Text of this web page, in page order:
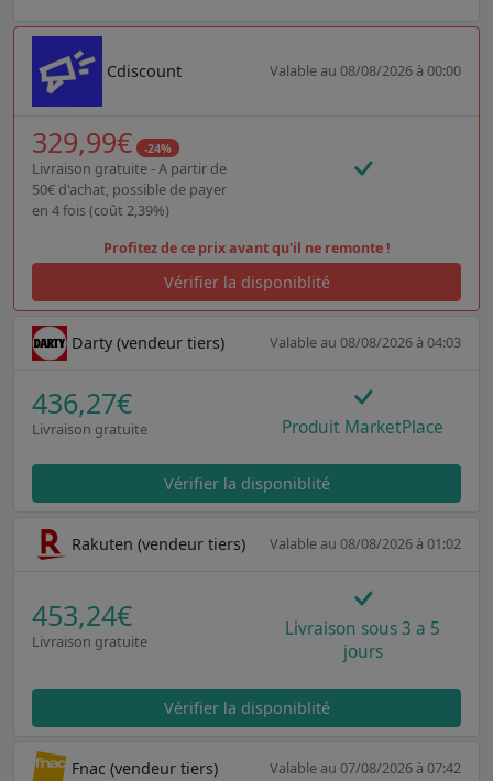
Cdiscount Valable au 08/08/2026 à 00:00
329,99€ -24%
Livraison gratuite - A partir de
50€ d'achat, possible de payer
en 4 fois (coût 2,39%)
Profitez de ce prix avant qu'il ne remonte !
Vérifier la disponiblité
Darty (vendeur tiers) Valable au 08/08/2026 à 04:03
436,27€
Livraison gratuite Produit MarketPlace
Vérifier la disponiblité
Rakuten (vendeur tiers) Valable au 08/08/2026 à 01:02
453,24€
Livraison gratuite
Livraison sous 3 a 5
jours
Vérifier la disponiblité
Fnac (vendeur tiers) Valable au 07/08/2026 à 07:42